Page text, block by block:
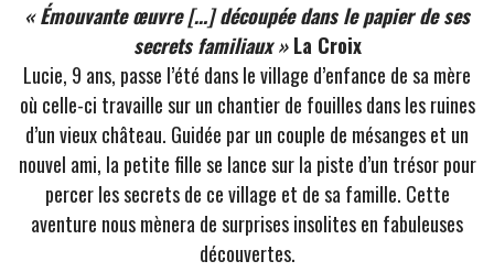
« Émouvante œuvre […] découpée dans le papier de ses
secrets familiaux »La Croix
Lucie, 9 ans, passe l’été dans le village d’enfance de sa mère
où celle-ci travaille sur un chantier de fouilles dans les ruines
d’un vieux château. Guidée par un couple de mésanges et un
nouvel ami, la petite fille se lance sur la piste d’un trésor pour
percer les secrets de ce village et de sa famille. Cette
aventure nous mènera de surprises insolites en fabuleuses
découvertes.